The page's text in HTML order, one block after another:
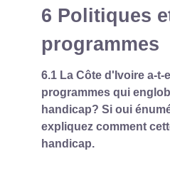
6 Politiques
programmes
6.1 La Côte d'Ivoire a-
programmes qui
handicap? Si oui
expliquez comment
handicap.